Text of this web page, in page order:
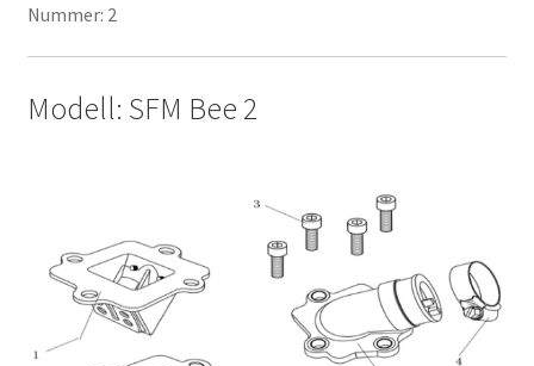
Nummer: 2
Modell: SFM Bee 2